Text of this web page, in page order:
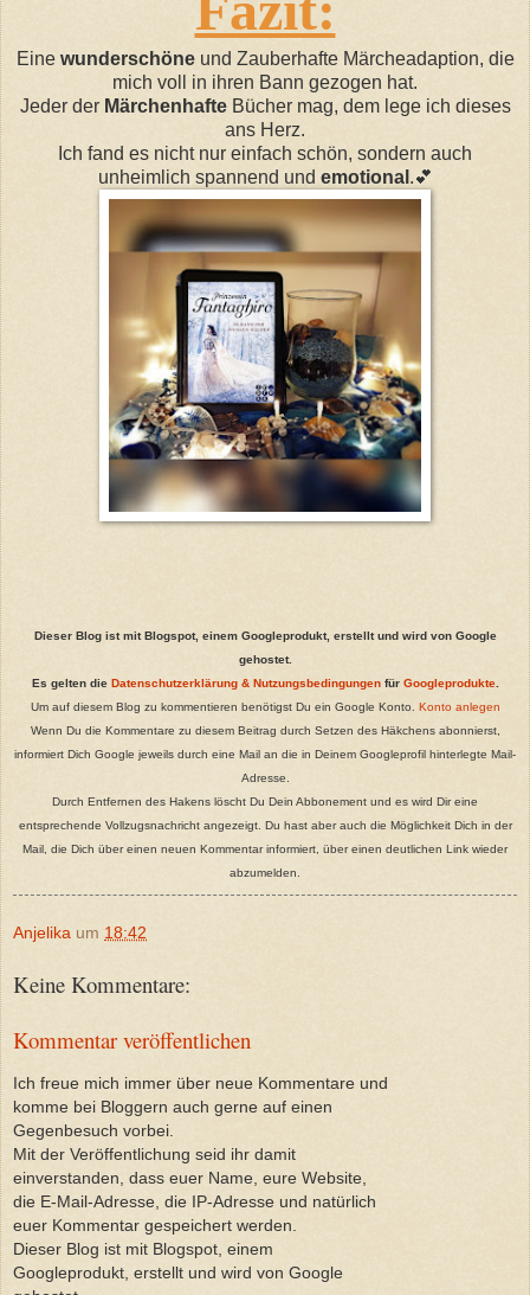
Eine wunderschöne und Zauberhafte Märcheadaption, die
mich voll in ihren Bann gezogen hat.
Jeder der MärchenhafteBücher mag, dem lege ich dieses
ans Herz.
Ich fand es nicht nur einfach schön, sondern auch
unheimlich spannend und emotional .💕
Dieser Blog ist mit Blogspot, einem Googleprodukt, erstellt und wird von Google
gehostet.
Es gelten die Datenschutzerklärung & Nutzungsbedingungenfür Googleprodukte.
Um auf diesem Blog zu kommentieren benötigst Du ein Google Konto. Konto anlegen
Wenn Du die Kommentare zu diesem Beitrag durch Setzen des Häkchens abonnierst,
informiert Dich Google jeweils durch eine Mail an die in Deinem Googleprofil hinterlegte Mail-
Adresse.
Durch Entfernen des Hakens löscht Du Dein Abbonement und es wird Dir eine
entsprechende Vollzugsnachricht angezeigt. Du hast aber auch die Möglichkeit Dich in der
Mail, die Dich über einen neuen Kommentar informiert, über einen deutlichen Link wieder
abzumelden.
Anjelika um 18:42
Keine Kommentare:
Kommentar veröffentlichen
Ich freue mich immer über neue Kommentare und
komme bei Bloggern auch gerne auf einen
Gegenbesuch vorbei.
Mit der Veröffentlichung seid ihr damit
einverstanden, dass euer Name, eure Website,
die E-Mail-Adresse, die IP-Adresse und natürlich
euer Kommentar gespeichert werden.
Dieser Blog ist mit Blogspot, einem
Googleprodukt, erstellt und wird von Google